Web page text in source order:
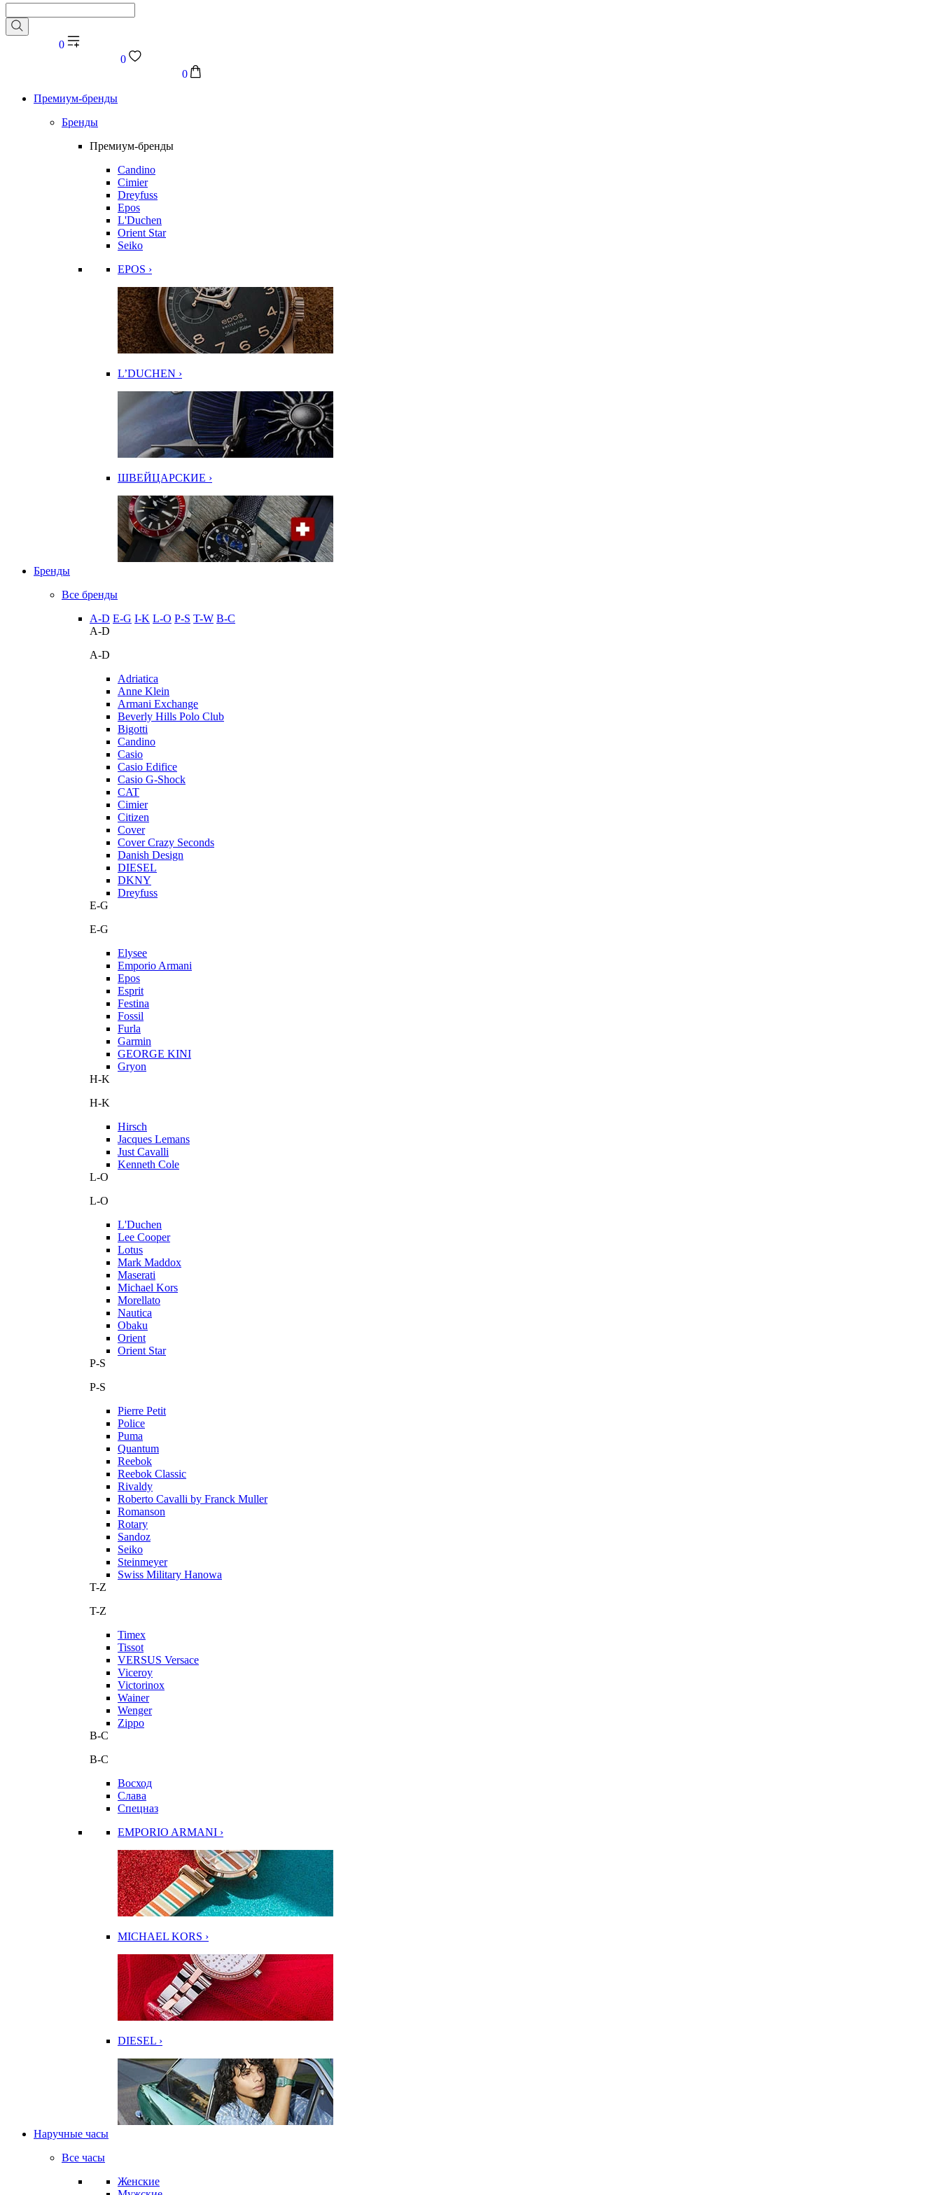
0
0
0
Премиум-бренды
Бренды
Премиум-бренды
Candino
Cimier
Dreyfuss
Epos
L'Duchen
Orient Star
Seiko
EPOS ›
L’DUCHEN ›
ШВЕЙЦАРСКИЕ ›
Бренды
Все бренды
A-D E-G I-K L-O P-S T-W В-С
A-D
A-D
Adriatica
Anne Klein
Armani Exchange
Beverly Hills Polo Club
Bigotti
Candino
Casio
Casio Edifice
Casio G-Shock
CAT
Cimier
Citizen
Cover
Cover Crazy Seconds
Danish Design
DIESEL
DKNY
Dreyfuss
E-G
E-G
Elysee
Emporio Armani
Epos
Esprit
Festina
Fossil
Furla
Garmin
GEORGE KINI
Gryon
H-K
H-K
Hirsch
Jacques Lemans
Just Cavalli
Kenneth Cole
L-O
L-O
L'Duchen
Lee Cooper
Lotus
Mark Maddox
Maserati
Michael Kors
Morellato
Nautica
Obaku
Orient
Orient Star
P-S
P-S
Pierre Petit
Police
Puma
Quantum
Reebok
Reebok Classic
Rivaldy
Roberto Cavalli by Franck Muller
Romanson
Rotary
Sandoz
Seiko
Steinmeyer
Swiss Military Hanowa
T-Z
T-Z
Timex
Tissot
VERSUS Versace
Viceroy
Victorinox
Wainer
Wenger
Zippo
В-С
В-С
Восход
Слава
Спецназ
EMPORIO ARMANI ›
MICHAEL KORS ›
DIESEL ›
Наручные часы
Все часы
Женские